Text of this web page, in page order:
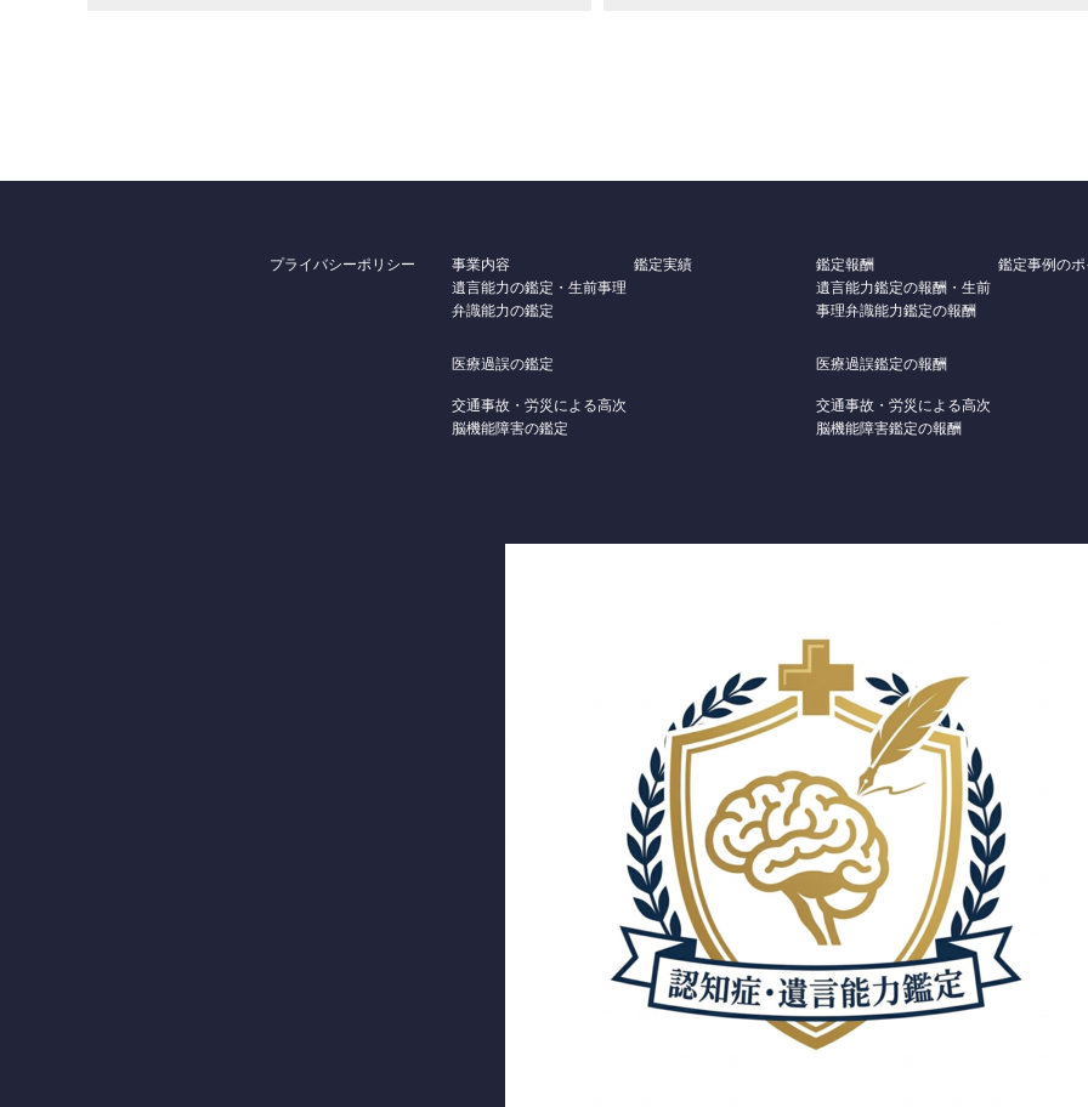
プライバシーポリシー
事業内容
遺言能力の鑑定・生前事理
弁識能力の鑑定
医療過誤の鑑定
交通事故・労災による高次
脳機能障害の鑑定
鑑定実績
鑑定報酬
遺言能力鑑定の報酬・生前
事理弁識能力鑑定の報酬
医療過誤鑑定の報酬
交通事故・労災による高次
脳機能障害鑑定の報酬
鑑定事例のポ